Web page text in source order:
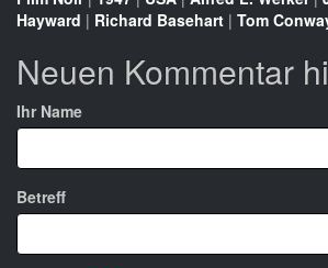
Hayward | Richard Basehart | Tom
Neuen Kommentar
Ihr Name
Betreff